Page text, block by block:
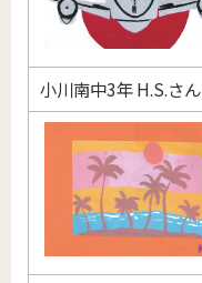
小川南中3年 H.S.さん